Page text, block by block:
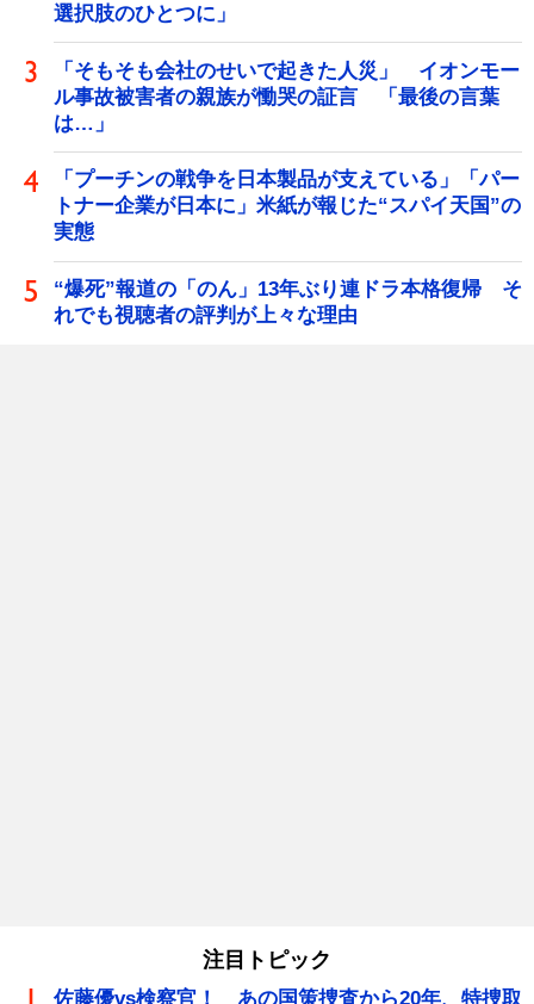
選択肢のひとつに」
「そもそも会社のせいで起きた人災」 イオンモー
ル事故被害者の親族が慟哭の証言 「最後の言葉
は…」
「プーチンの戦争を日本製品が支えている」「パー
トナー企業が日本に」米紙が報じた“スパイ天国”の
実態
“爆死”報道の「のん」13年ぶり連ドラ本格復帰 そ
れでも視聴者の評判が上々な理由
注目トピック
佐藤優vs検察官！ あの国策捜査から20年、特捜取